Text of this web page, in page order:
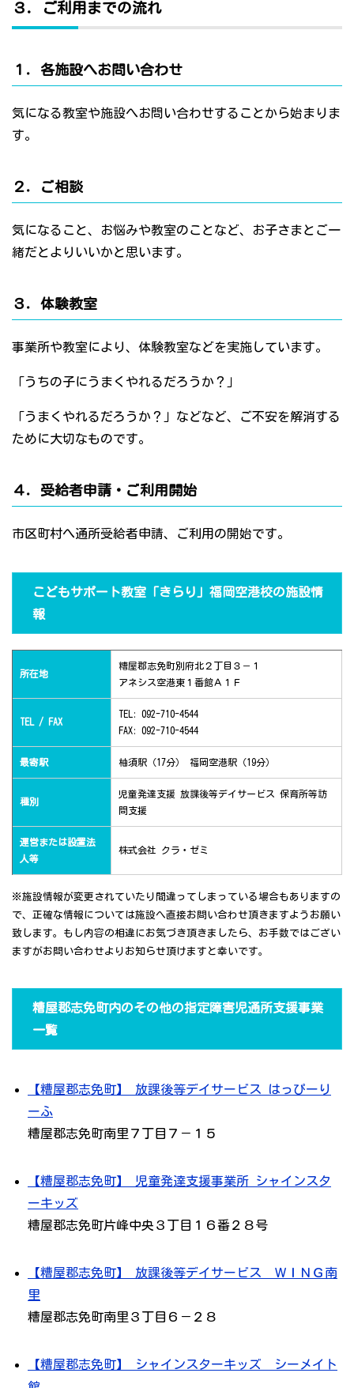
３．ご利用までの流れ
１．各施設へお問い合わせ
気になる教室や施設へお問い合わせすることから始まりま
す。
２．ご相談
気になること、お悩みや教室のことなど、お子さまとご一
緒だとよりいいかと思います。
３．体験教室
事業所や教室により、体験教室などを実施しています。
「うちの子にうまくやれるだろうか？」
「うまくやれるだろうか？」などなど、ご不安を解消する
ために大切なものです。
４．受給者申請・ご利用開始
市区町村へ通所受給者申請、ご利用の開始です。
こどもサポート教室「きらり」福岡空港校の施設情
報
所在地
糟屋郡志免町別府北２丁目３－１
アネシス空港東１番館Ａ１Ｆ
TEL / FAX
TEL: 092-710-4544
FAX: 092-710-4544
最寄駅 柚須駅（17分） 福岡空港駅（19分）
種別
児童発達支援 放課後等デイサービス 保育所等訪
問支援
運営または設置法
人等
株式会社 クラ・ゼミ
※施設情報が変更されていたり間違ってしまっている場合もありますの
で、正確な情報については施設へ直接お問い合わせ頂きますようお願い
致します。もし内容の相違にお気づき頂きましたら、お手数ではござい
ますがお問い合わせよりお知らせ頂けますと幸いです。
糟屋郡志免町内のその他の指定障害児通所支援事業
一覧
【糟屋郡志免町】 放課後等デイサービス はっぴーり
ーふ
糟屋郡志免町南里７丁目７－１５
【糟屋郡志免町】 児童発達支援事業所 シャインスタ
ーキッズ
糟屋郡志免町片峰中央３丁目１６番２８号
【糟屋郡志免町】 放課後等デイサービス ＷＩＮＧ南
里
糟屋郡志免町南里３丁目６－２８
【糟屋郡志免町】 シャインスターキッズ シーメイト